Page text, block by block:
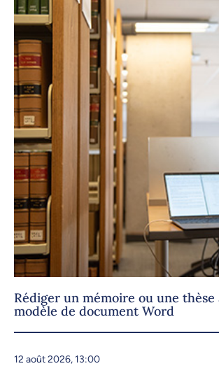
Rédiger un mémoire ou une thèse
modèle de document Word
12 août 2026, 13:00